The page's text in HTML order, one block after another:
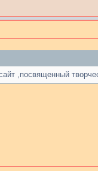
,посвященный